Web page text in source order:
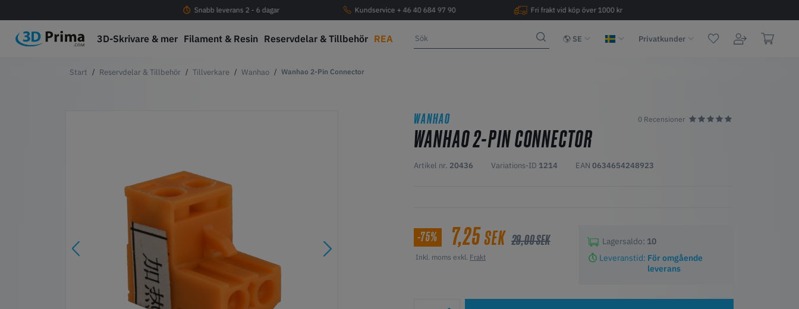
Snabb leverans 2 - 6 dagar Kundservice + 46 40 684 97 90 Fri frakt vid köp över 1000 kr
3D-Skrivare & mer Filament & Resin Reservdelar & Tillbehör REA SE Privatkunder
Reservdelar & Tillbehör Tillverkare Wanhao Wanhao 2-Pin Connector
WANHAO 0 Recensioner
WANHAO 2-PIN CONNECTOR
Artikel nr. 20436 Variations-ID 1214 EAN 0634654248923
-75% 7,25SEK 29,00 SEK
Inkl. moms exkl. Frakt
Lagersaldo: 10
Leveranstid: För omgående
leverans